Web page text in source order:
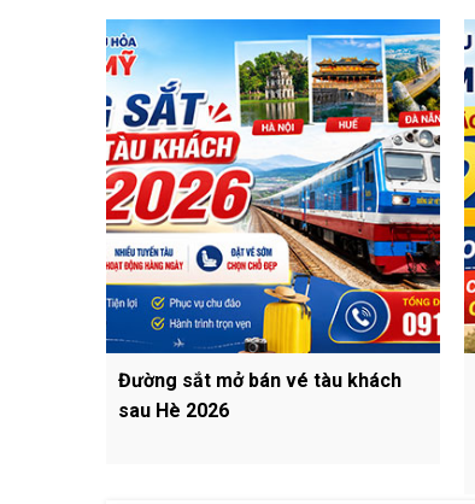
Đường sắt mở bán vé tàu khách
sau Hè 2026